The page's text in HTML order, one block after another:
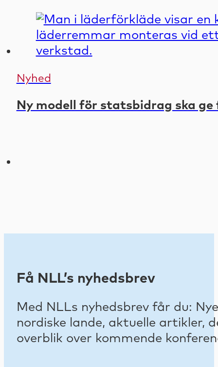
Nyhed
Ny modell för statsbidrag ska
Få NLL’s nyhedsbrev
Med NLLs nyhedsbrev får du:
nordiske lande, aktuelle
overblik over kommende